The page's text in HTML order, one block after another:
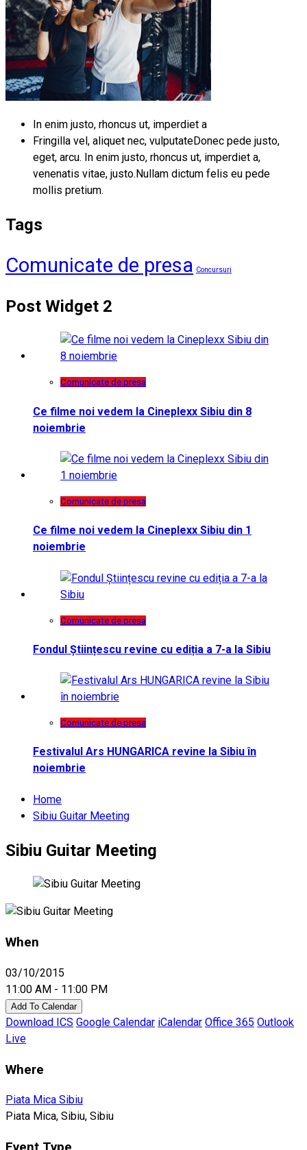
In enim justo, rhoncus ut, imperdiet a
Fringilla vel, aliquet nec, vulputateDonec pede justo,
eget, arcu. In enim justo, rhoncus ut, imperdiet a,
venenatis vitae, justo.Nullam dictum felis eu pede
mollis pretium.
Tags
Comunicate de presa Concursuri
Post Widget 2
Comunicate de presa
Ce filme noi vedem la Cineplexx Sibiu din 8
noiembrie
Comunicate de presa
Ce filme noi vedem la Cineplexx Sibiu din 1
noiembrie
Comunicate de presa
Fondul Științescu revine cu ediția a 7-a la Sibiu
Comunicate de presa
Festivalul Ars HUNGARICA revine la Sibiu în
noiembrie
Home
Sibiu Guitar Meeting
Sibiu Guitar Meeting
When
03/10/2015
11:00 AM - 11:00 PM
Add To Calendar
Download ICS Google Calendar iCalendar Office 365 Outlook
Live
Where
Piata Mica Sibiu
Piata Mica, Sibiu, Sibiu